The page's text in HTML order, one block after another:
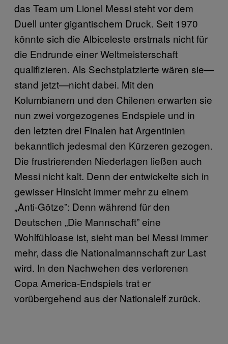
das Team um Lionel Messi steht vor dem
Duell unter gigantischem Druck. Seit 1970
könnte sich die Albiceleste erstmals nicht für
die Endrunde einer Weltmeisterschaft
qualifizieren. Als Sechstplatzierte wären sie—
stand jetzt—nicht dabei. Mit den
Kolumbianern und den Chilenen erwarten sie
nun zwei vorgezogenes Endspiele und in
den letzten drei Finalen hat Argentinien
bekanntlich jedesmal den Kürzeren gezogen.
Die frustrierenden Niederlagen ließen auch
Messi nicht kalt. Denn der entwickelte sich in
gewisser Hinsicht immer mehr zu einem
„Anti-Götze”: Denn während für den
Deutschen „Die Mannschaft” eine
Wohlfühloase ist, sieht man bei Messi immer
mehr, dass die Nationalmannschaft zur Last
wird. In den Nachwehen des verlorenen
Copa America-Endspiels trat er
vorübergehend aus der Nationalelf zurück.